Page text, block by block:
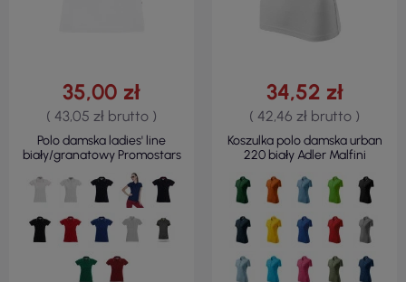
35,00 zł
( 43,05 zł brutto )
Polo damska ladies' line
biały/granatowy Promostars
34,52 zł
( 42,46 zł brutto )
Koszulka polo damska urban
220 biały Adler Malfini